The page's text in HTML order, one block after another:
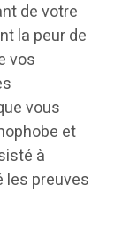
de votre
la peur de
vos
vous
et
à
les preuves